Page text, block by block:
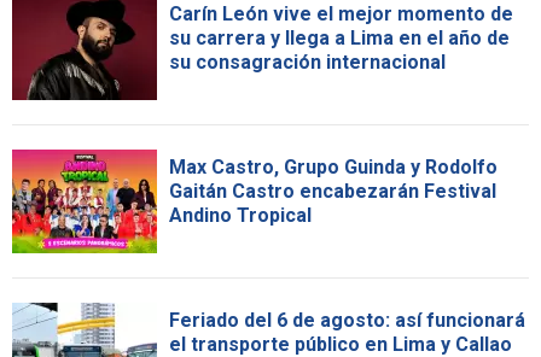
Carín León vive el mejor momento de
su carrera y llega a Lima en el año de
su consagración internacional
Max Castro, Grupo Guinda y Rodolfo
Gaitán Castro encabezarán Festival
Andino Tropical
Feriado del 6 de agosto: así funcionará
el transporte público en Lima y Callao